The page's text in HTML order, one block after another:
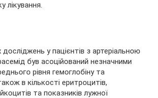
лікування.
досліджень у пацієнтів з артеріальною
був асоційований незначними
рівня гемоглобіну та
в кількості еритроцитів,
та показників лужної